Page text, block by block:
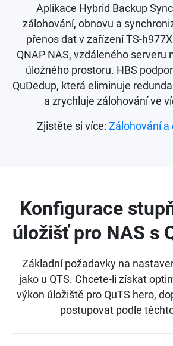
Aplikace Hybrid Backup
zálohování, obnovu a
přenos dat v zařízení TS-
QNAP NAS, vzdáleného serveru
úložného prostoru. HBS
QuDedup, která eliminuje
a zrychluje zálohování ve
Zjistěte si více: Zálohování a
Konfigurace
úložišť pro NAS s
Základní požadavky na
jako u QTS. Chcete-li získat
výkon úložiště pro QuTS hero,
postupovat podle